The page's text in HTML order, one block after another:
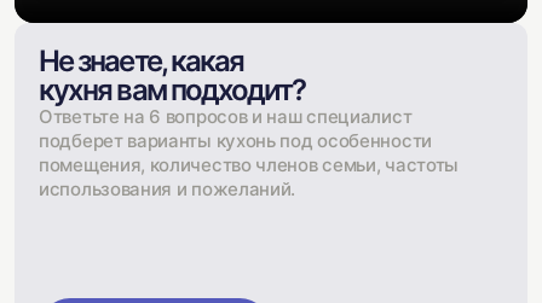
Не знаете, какая
кухня вам подходит?
Ответьте на 6 вопросов и наш специалист
подберет варианты кухонь под особенности
помещения, количество членов семьи, частоты
использования и пожеланий.